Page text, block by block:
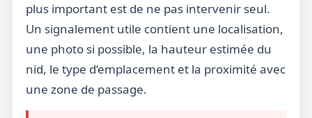
plus important est de ne pas intervenir seul.
Un signalement utile contient une localisation,
une photo si possible, la hauteur estimée du
nid, le type d’emplacement et la proximité avec
une zone de passage.